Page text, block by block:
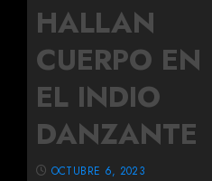
HALLAN
CUERPO EN
EL INDIO
DANZANTE
OCTUBRE 6, 2023